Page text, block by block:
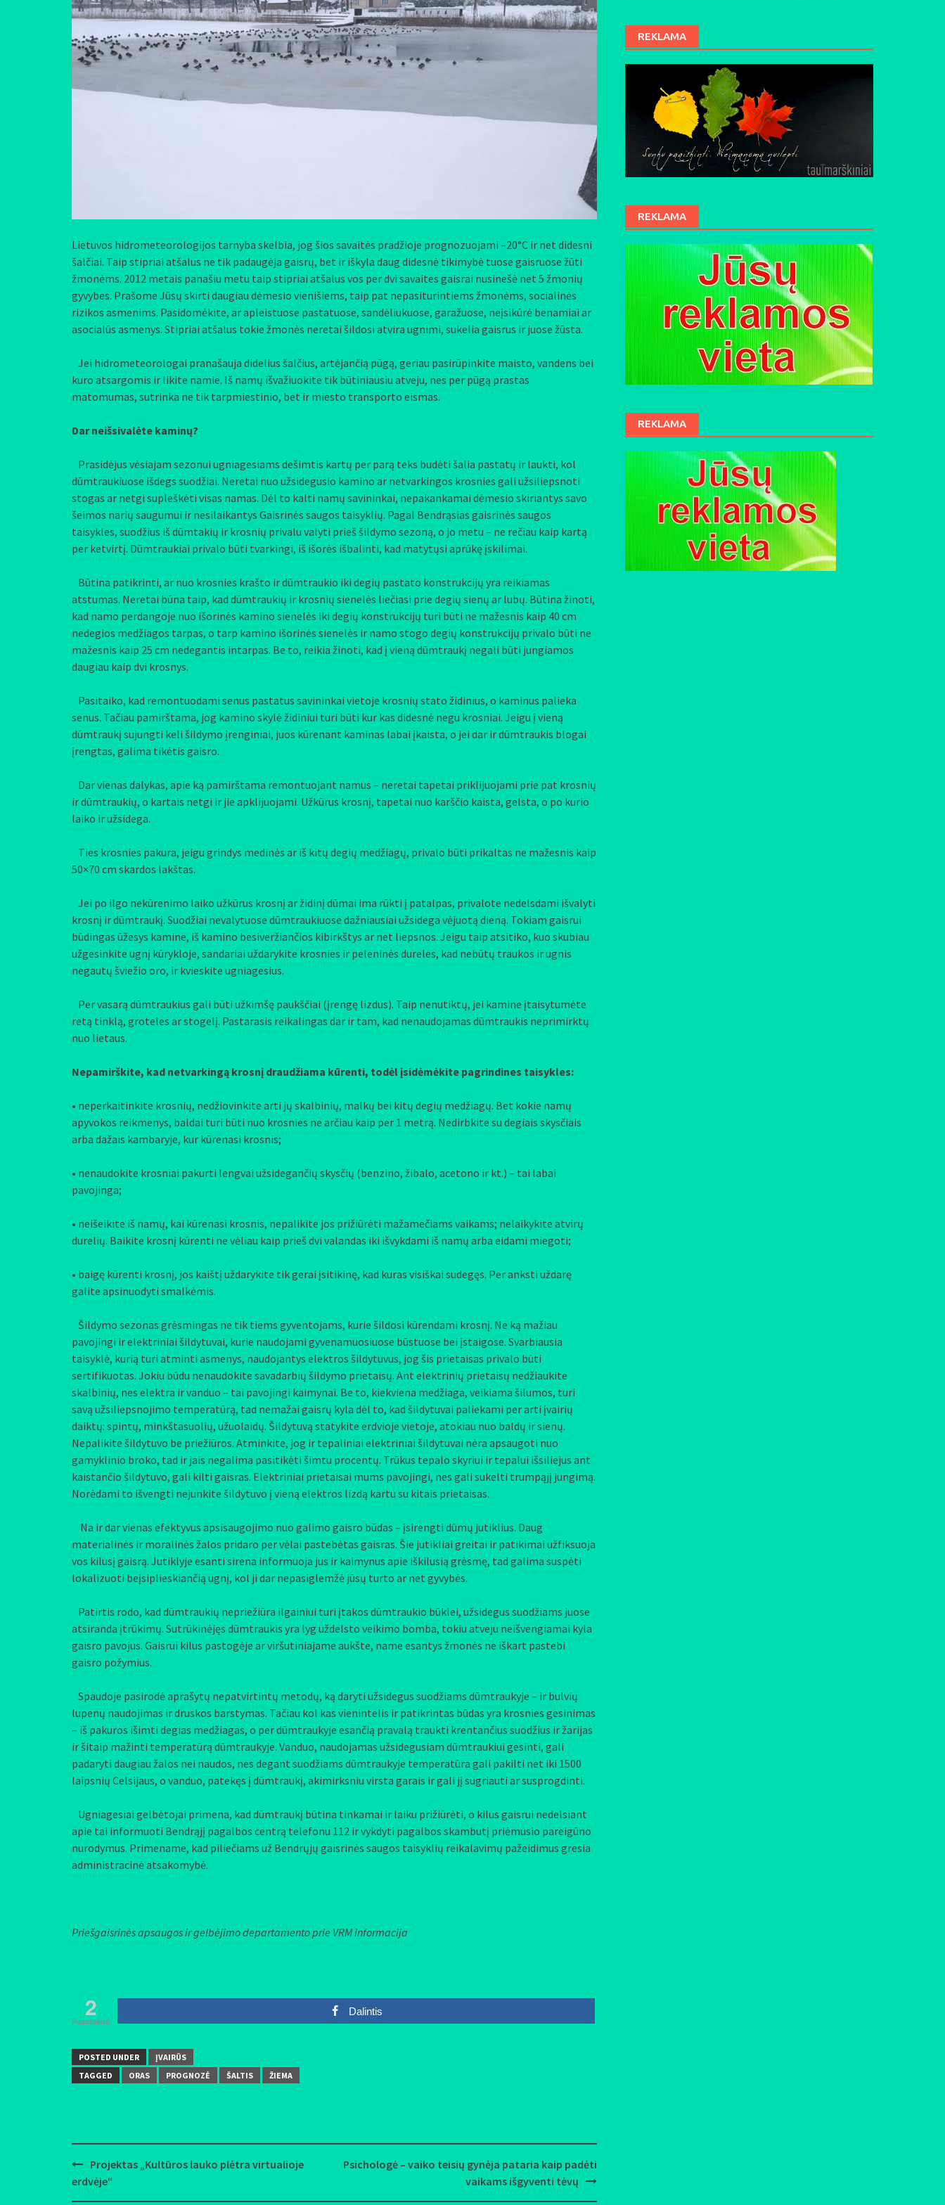
Lietuvos hidrometeorologijos tarnyba skelbia, jog šios savaitės pradžioje prognozuojami –20°C ir net didesni
šalčiai. Taip stipriai atšalus ne tik padaugėja gaisrų, bet ir iškyla daug didesnė tikimybė tuose gaisruose žūti
žmonėms. 2012 metais panašiu metu taip stipriai atšalus vos per dvi savaites gaisrai nusinešė net 5 žmonių
gyvybes. Prašome Jūsų skirti daugiau dėmesio vienišiems, taip pat nepasiturintiems žmonėms, socialinės
rizikos asmenims. Pasidomėkite, ar apleistuose pastatuose, sandėliukuose, garažuose, neįsikūrė benamiai ar
asocialūs asmenys. Stipriai atšalus tokie žmonės neretai šildosi atvira ugnimi, sukelia gaisrus ir juose žūsta.
Jei hidrometeorologai pranašauja didelius šalčius, artėjančią pūgą, geriau pasirūpinkite maisto, vandens bei
kuro atsargomis ir likite namie. Iš namų išvažiuokite tik būtiniausiu atveju, nes per pūgą prastas
matomumas, sutrinka ne tik tarpmiestinio, bet ir miesto transporto eismas.
Dar neišsivalėte kaminų?
Prasidėjus vėsiajam sezonui ugniagesiams dešimtis kartų per parą teks budėti šalia pastatų ir laukti, kol
dūmtraukiuose išdegs suodžiai. Neretai nuo užsidegusio kamino ar netvarkingos krosnies gali užsiliepsnoti
stogas ar netgi supleškėti visas namas. Dėl to kalti namų savininkai, nepakankamai dėmesio skiriantys savo
šeimos narių saugumui ir nesilaikantys Gaisrinės saugos taisyklių. Pagal Bendrąsias gaisrinės saugos
taisykles, suodžius iš dūmtakių ir krosnių privalu valyti prieš šildymo sezoną, o jo metu – ne rečiau kaip kartą
per ketvirtį. Dūmtraukiai privalo būti tvarkingi, iš išorės išbalinti, kad matytųsi aprūkę įskilimai.
Būtina patikrinti, ar nuo krosnies krašto ir dūmtraukio iki degių pastato konstrukcijų yra reikiamas
atstumas. Neretai būna taip, kad dūmtraukių ir krosnių sienelės liečiasi prie degių sienų ar lubų. Būtina žinoti,
kad namo perdangoje nuo išorinės kamino sienelės iki degių konstrukcijų turi būti ne mažesnis kaip 40 cm
nedegios medžiagos tarpas, o tarp kamino išorinės sienelės ir namo stogo degių konstrukcijų privalo būti ne
mažesnis kaip 25 cm nedegantis intarpas. Be to, reikia žinoti, kad į vieną dūmtraukį negali būti jungiamos
daugiau kaip dvi krosnys.
Pasitaiko, kad remontuodami senus pastatus savininkai vietoje krosnių stato židinius, o kaminus palieka
senus. Tačiau pamirštama, jog kamino skylė židiniui turi būti kur kas didesnė negu krosniai. Jeigu į vieną
dūmtraukį sujungti keli šildymo įrenginiai, juos kūrenant kaminas labai įkaista, o jei dar ir dūmtraukis blogai
įrengtas, galima tikėtis gaisro.
Dar vienas dalykas, apie ką pamirštama remontuojant namus – neretai tapetai priklijuojami prie pat krosnių
ir dūmtraukių, o kartais netgi ir jie apklijuojami. Užkūrus krosnį, tapetai nuo karščio kaista, gelsta, o po kurio
laiko ir užsidega.
Ties krosnies pakura, jeigu grindys medinės ar iš kitų degių medžiagų, privalo būti prikaltas ne mažesnis kaip
50×70 cm skardos lakštas.
Jei po ilgo nekūrenimo laiko užkūrus krosnį ar židinį dūmai ima rūkti į patalpas, privalote nedelsdami išvalyti
krosnį ir dūmtraukį. Suodžiai nevalytuose dūmtraukiuose dažniausiai užsidega vėjuotą dieną. Tokiam gaisrui
būdingas ūžesys kamine, iš kamino besiveržiančios kibirkštys ar net liepsnos. Jeigu taip atsitiko, kuo skubiau
užgesinkite ugnį kūrykloje, sandariai uždarykite krosnies ir peleninės dureles, kad nebūtų traukos ir ugnis
negautų šviežio oro, ir kvieskite ugniagesius.
Per vasarą dūmtraukius gali būti užkimšę paukščiai (įrengę lizdus). Taip nenutiktų, jei kamine įtaisytumėte
retą tinklą, groteles ar stogelį. Pastarasis reikalingas dar ir tam, kad nenaudojamas dūmtraukis neprimirktų
nuo lietaus.
Nepamirškite, kad netvarkingą krosnį draudžiama kūrenti, todėl įsidėmėkite pagrindines taisykles:
• neperkaitinkite krosnių, nedžiovinkite arti jų skalbinių, malkų bei kitų degių medžiagų. Bet kokie namų
apyvokos reikmenys, baldai turi būti nuo krosnies ne arčiau kaip per 1 metrą. Nedirbkite su degiais skysčiais
arba dažais kambaryje, kur kūrenasi krosnis;
• nenaudokite krosniai pakurti lengvai užsidegančių skysčių (benzino, žibalo, acetono ir kt.) – tai labai
pavojinga;
• neišeikite iš namų, kai kūrenasi krosnis, nepalikite jos prižiūrėti mažamečiams vaikams; nelaikykite atvirų
durelių. Baikite krosnį kūrenti ne vėliau kaip prieš dvi valandas iki išvykdami iš namų arba eidami miegoti;
• baigę kūrenti krosnį, jos kaištį uždarykite tik gerai įsitikinę, kad kuras visiškai sudegęs. Per anksti uždarę
galite apsinuodyti smalkėmis.
Šildymo sezonas grėsmingas ne tik tiems gyventojams, kurie šildosi kūrendami krosnį. Ne ką mažiau
pavojingi ir elektriniai šildytuvai, kurie naudojami gyvenamuosiuose būstuose bei įstaigose. Svarbiausia
taisyklė, kurią turi atminti asmenys, naudojantys elektros šildytuvus, jog šis prietaisas privalo būti
sertifikuotas. Jokiu būdu nenaudokite savadarbių šildymo prietaisų. Ant elektrinių prietaisų nedžiaukite
skalbinių, nes elektra ir vanduo – tai pavojingi kaimynai. Be to, kiekviena medžiaga, veikiama šilumos, turi
savą užsiliepsnojimo temperatūrą, tad nemažai gaisrų kyla dėl to, kad šildytuvai paliekami per arti įvairių
daiktų: spintų, minkštasuolių, užuolaidų. Šildytuvą statykite erdvioje vietoje, atokiau nuo baldų ir sienų.
Nepalikite šildytuvo be priežiūros. Atminkite, jog ir tepaliniai elektriniai šildytuvai nėra apsaugoti nuo
gamyklinio broko, tad ir jais negalima pasitikėti šimtu procentų. Trūkus tepalo skyriui ir tepalui išsiliejus ant
kaistančio šildytuvo, gali kilti gaisras. Elektriniai prietaisai mums pavojingi, nes gali sukelti trumpąjį jungimą.
Norėdami to išvengti nejunkite šildytuvo į vieną elektros lizdą kartu su kitais prietaisas.
Na ir dar vienas efektyvus apsisaugojimo nuo galimo gaisro būdas – įsirengti dūmų jutiklius. Daug
materialinės ir moralinės žalos pridaro per vėlai pastebėtas gaisras. Šie jutikliai greitai ir patikimai užfiksuoja
vos kilusį gaisrą. Jutiklyje esanti sirena informuoja jus ir kaimynus apie iškilusią grėsmę, tad galima suspėti
lokalizuoti beįsiplieskiančią ugnį, kol ji dar nepasiglemžė jūsų turto ar net gyvybės.
Patirtis rodo, kad dūmtraukių nepriežiūra ilgainiui turi įtakos dūmtraukio būklei, užsidegus suodžiams juose
atsiranda įtrūkimų. Sutrūkinėjęs dūmtraukis yra lyg uždelsto veikimo bomba, tokiu atveju neišvengiamai kyla
gaisro pavojus. Gaisrui kilus pastogėje ar viršutiniajame aukšte, name esantys žmonės ne iškart pastebi
gaisro požymius.
Spaudoje pasirodė aprašytų nepatvirtintų metodų, ką daryti užsidegus suodžiams dūmtraukyje – ir bulvių
lupenų naudojimas ir druskos barstymas. Tačiau kol kas vienintelis ir patikrintas būdas yra krosnies gesinimas
– iš pakuros išimti degias medžiagas, o per dūmtraukyje esančią pravalą traukti krentančius suodžius ir žarijas
ir šitaip mažinti temperatūrą dūmtraukyje. Vanduo, naudojamas užsidegusiam dūmtraukiui gesinti, gali
padaryti daugiau žalos nei naudos, nes degant suodžiams dūmtraukyje temperatūra gali pakilti net iki 1500
laipsnių Celsijaus, o vanduo, patekęs į dūmtraukį, akimirksniu virsta garais ir gali jį sugriauti ar susprogdinti.
Ugniagesiai gelbėtojai primena, kad dūmtraukį būtina tinkamai ir laiku prižiūrėti, o kilus gaisrui nedelsiant
apie tai informuoti Bendrąjį pagalbos centrą telefonu 112 ir vykdyti pagalbos skambutį priėmusio pareigūno
nurodymus. Primename, kad piliečiams už Bendrųjų gaisrinės saugos taisyklių reikalavimų pažeidimus gresia
administracinė atsakomybė.
Priešgaisrinės apsaugos ir gelbėjimo departamento prie VRM informacija
2
Pasidalino
Dalintis
POSTED UNDER
ĮVAIRŪS
TAGGED
ORAS PROGNOZĖ ŠALTIS ŽIEMA
Post
navigation
Projektas „Kultūros lauko plėtra virtualioje
erdvėje“
Psichologė – vaiko teisių gynėja pataria kaip padėti
vaikams išgyventi tėvų
REKLAMA
REKLAMA
REKLAMA